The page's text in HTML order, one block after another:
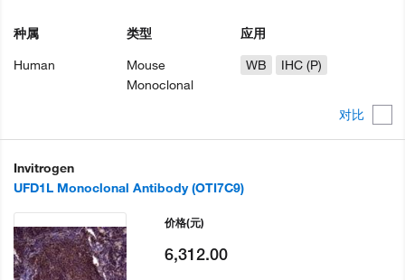
对比
种属
Human
类型
Mouse
Monoclonal
应用
WB
IHC (P)
Invitrogen
UFD1L Monoclonal Antibody (OTI7C9)
价格(元)
6,312.00